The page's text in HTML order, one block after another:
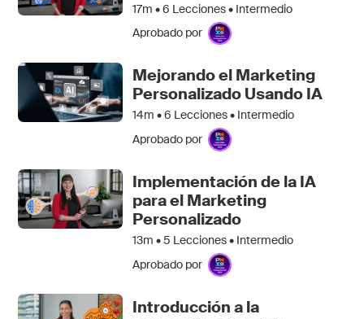
17m •6 Lecciones • Intermedio
Aprobado por
Mejorando el Marketing
Personalizado Usando IA
14m •6 Lecciones • Intermedio
Aprobado por
Implementación de la IA
para el Marketing
Personalizado
13m •5 Lecciones • Intermedio
Aprobado por
Introducción a la